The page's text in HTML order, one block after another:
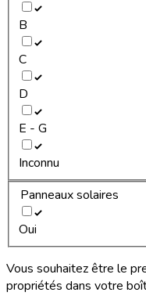
B
C
D
E - G
Inconnu
Panneaux solaires
Oui
Vous souhaitez être le
propriétés dans votre